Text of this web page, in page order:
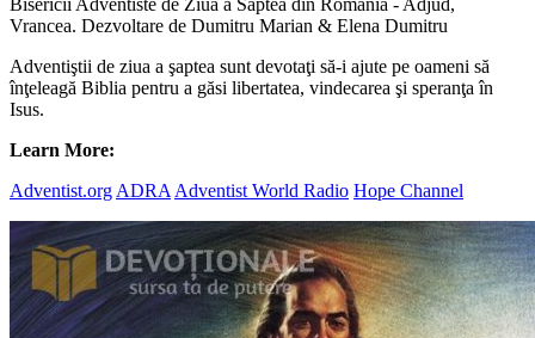
Bisericii Adventiste de Ziua a Saptea din Romania - Adjud,
Vrancea. Dezvoltare de Dumitru Marian & Elena Dumitru
Adventiştii de ziua a şaptea sunt devotaţi să-i ajute pe oameni să
înţeleagă Biblia pentru a găsi libertatea, vindecarea şi speranţa în
Isus.
Learn More:
Adventist.org ADRA Adventist World Radio Hope Channel